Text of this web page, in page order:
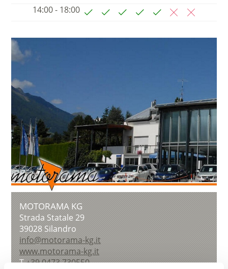
14:00 - 18:00
MOTORAMA KG
Strada Statale 29
39028Silandro
info@motorama-kg.it
www.motorama-kg.it
T+39 0473 730550